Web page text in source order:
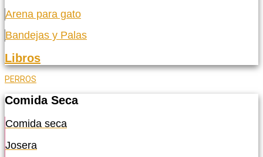
Arena para gato
Bandejas y Palas
Libros
PERROS
Comida Seca
Comida seca
Josera